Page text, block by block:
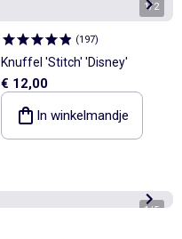
1/2
(197)
Knuffel 'Stitch' 'Disney'
€ 12,00
In winkelmandje
1/5